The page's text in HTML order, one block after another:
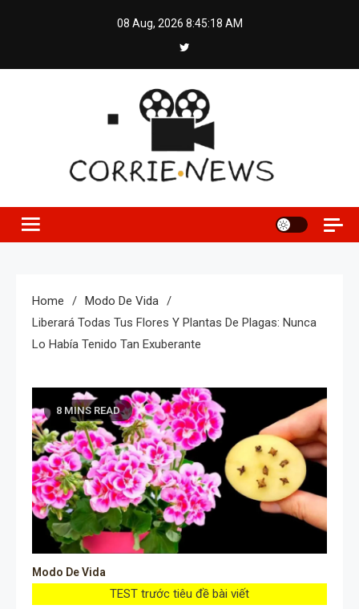
08 Aug, 2026 8:45:19 AM
Home
Modo De Vida
Liberará Todas Tus Flores Y Plantas De Plagas: Nunca
Lo Había Tenido Tan Exuberante
8 MINS READ
Modo De Vida
TEST trước tiêu đề bài viết